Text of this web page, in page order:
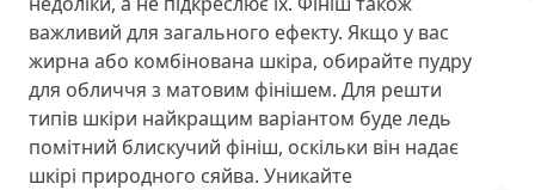
важливий для загального ефекту. Якщо у вас
жирна або комбінована шкіра, обирайте пудру
для обличчя з матовим фінішем. Для решти
типів шкіри найкращим варіантом буде ледь
помітний блискучий фініш, оскільки він надає
шкірі природного сяйва. Уникайте